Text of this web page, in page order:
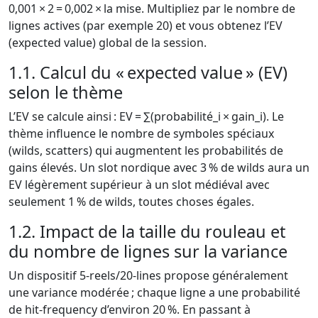
0,001 × 2 = 0,002 × la mise. Multipliez par le nombre de
lignes actives (par exemple 20) et vous obtenez l’EV
(expected value) global de la session.
1.1. Calcul du « expected value » (EV)
selon le thème
L’EV se calcule ainsi : EV = ∑(probabilité_i × gain_i). Le
thème influence le nombre de symboles spéciaux
(wilds, scatters) qui augmentent les probabilités de
gains élevés. Un slot nordique avec 3 % de wilds aura un
EV légèrement supérieur à un slot médiéval avec
seulement 1 % de wilds, toutes choses égales.
1.2. Impact de la taille du rouleau et
du nombre de lignes sur la variance
Un dispositif 5‑reels/20‑lines propose généralement
une variance modérée ; chaque ligne a une probabilité
de hit‑frequency d’environ 20 %. En passant à